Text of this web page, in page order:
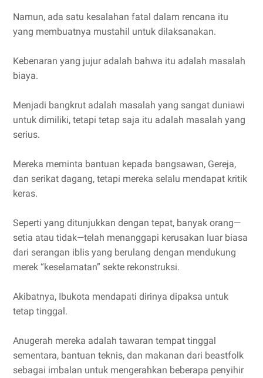
Namun, ada satu kesalahan fatal dalam rencana itu
yang membuatnya mustahil untuk dilaksanakan.
Kebenaran yang jujur adalah bahwa itu adalah masalah
biaya.
Menjadi bangkrut adalah masalah yang sangat duniawi
untuk dimiliki, tetapi tetap saja itu adalah masalah yang
serius.
Mereka meminta bantuan kepada bangsawan, Gereja,
dan serikat dagang, tetapi mereka selalu mendapat kritik
keras.
Seperti yang ditunjukkan dengan tepat, banyak orang—
setia atau tidak—telah menanggapi kerusakan luar biasa
dari serangan iblis yang berulang dengan mendukung
merek “keselamatan” sekte rekonstruksi.
Akibatnya, Ibukota mendapati dirinya dipaksa untuk
tetap tinggal.
Anugerah mereka adalah tawaran tempat tinggal
sementara, bantuan teknis, dan makanan dari beastfolk
sebagai imbalan untuk mengerahkan beberapa penyihir